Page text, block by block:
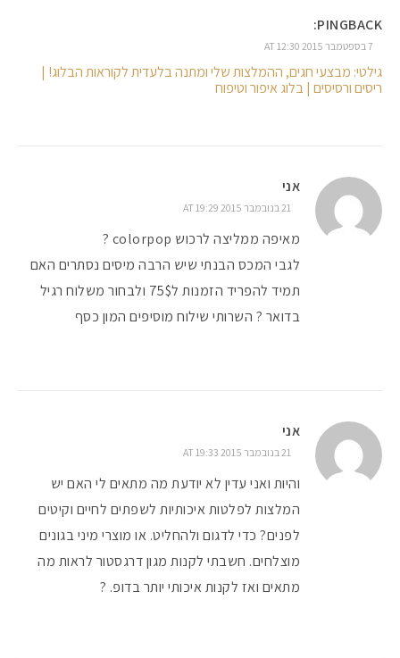
PINGBACK:
7 בספטמבר 2015 AT 12:30
גילטי: מבצעי חגים, ההמלצות שלי ומתנה בלעדית לקוראות הבלוג! |
ריסים ורסיסים | בלוג איפור וטיפוח
אני
21 בנובמבר 2015 AT 19:29
מאיפה ממליצה לרכוש colorpop ?
לגבי המכס הבנתי שיש הרבה מיסים נסתרים האם
תמיד להפריד הזמנות ל75$ ולבחור משלוח רגיל
בדואר ? השרותי שילוח מוסיפים המון כסף
אני
21 בנובמבר 2015 AT 19:33
והיות ואני עדין לא יודעת מה מתאים לי האם יש
המלצות לפלטות איכותיות לשפתים לחיים וקיטים
לפנים? כדי לדגום ולהחליט. או מוצרי מיני בגונים
מוצלחים. חשבתי לקנות מגון דרגסטור לראות מה
מתאים ואז לקנות איכותי יותר בדופ. ?